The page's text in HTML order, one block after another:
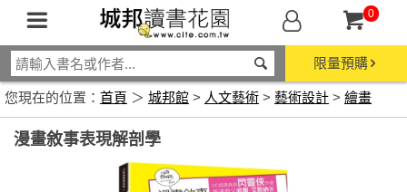
0
限量預購
您現在的位置： 首頁 ＞ 城邦館 > 人文藝術 > 藝術設計 > 繪畫
漫畫敘事表現解剖學